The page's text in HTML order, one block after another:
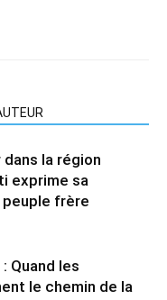
la région
exprime sa
frère
Quand les
le chemin de la